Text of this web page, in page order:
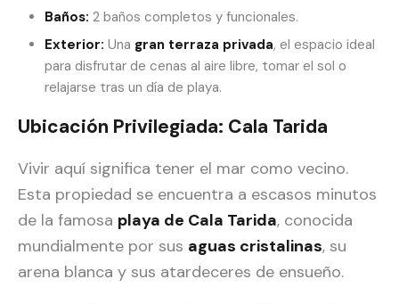
Baños: 2 baños completos y funcionales.
Exterior: Una gran terraza privada, el espacio ideal
para disfrutar de cenas al aire libre, tomar el sol o
relajarse tras un día de playa.
Ubicación Privilegiada: Cala Tarida
Vivir aquí significa tener el mar como vecino.
Esta propiedad se encuentra a escasos minutos
de la famosa playa de Cala Tarida, conocida
mundialmente por sus aguas cristalinas, su
arena blanca y sus atardeceres de ensueño.